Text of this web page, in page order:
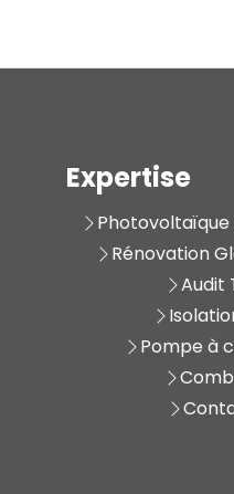
Expertise
Rénovation
Audit
Pompe à